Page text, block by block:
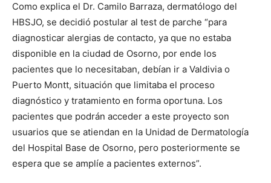
Como explica el Dr. Camilo Barraza, dermatólogo del
HBSJO, se decidió postular al test de parche “para
diagnosticar alergias de contacto, ya que no estaba
disponible en la ciudad de Osorno, por ende los
pacientes que lo necesitaban, debían ir a Valdivia o
Puerto Montt, situación que limitaba el proceso
diagnóstico y tratamiento en forma oportuna. Los
pacientes que podrán acceder a este proyecto son
usuarios que se atiendan en la Unidad de Dermatología
del Hospital Base de Osorno, pero posteriormente se
espera que se amplíe a pacientes externos”.